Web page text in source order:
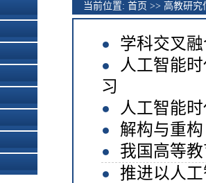
当前位置: 首页 >> 高教研究
学科交叉
人工智能
习
人工智能
解构与重
我国高等
推进以人